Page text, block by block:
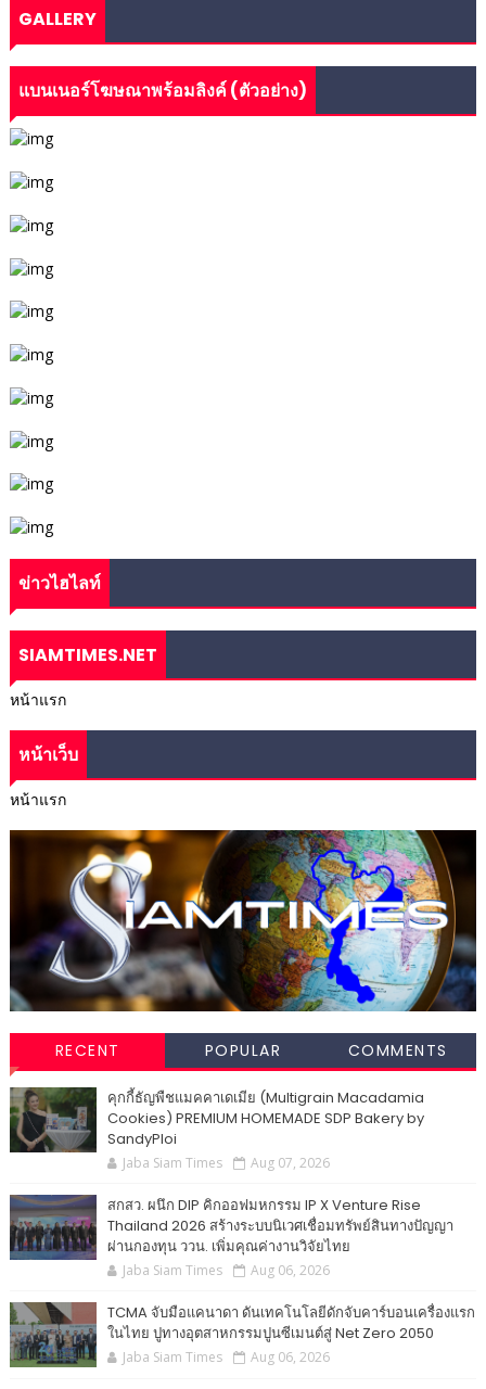
GALLERY
แบนเนอร์โฆษณาพร้อมลิงค์ (ตัวอย่าง)
ข่าวไฮไลท์
SIAMTIMES.NET
หน้าแรก
หน้าเว็บ
หน้าแรก
RECENT POPULAR COMMENTS
คุกกี้ธัญพืชแมคคาเดเมีย (Multigrain Macadamia
Cookies) PREMIUM HOMEMADE SDP Bakery by
SandyPloi
Jaba Siam Times Aug 07, 2026
สกสว. ผนึก DIP คิกออฟมหกรรม IP X Venture Rise
Thailand 2026 สร้างระบบนิเวศเชื่อมทรัพย์สินทางปัญญา
ผ่านกองทุน ววน. เพิ่มคุณค่างานวิจัยไทย
Jaba Siam Times Aug 06, 2026
TCMA จับมือแคนาดา ดันเทคโนโลยีดักจับคาร์บอนเครื่องแรก
ในไทย ปูทางอุตสาหกรรมปูนซีเมนต์สู่ Net Zero 2050
Jaba Siam Times Aug 06, 2026